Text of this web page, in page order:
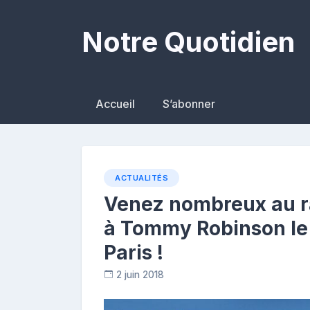
Notre Quotidien
Accueil S’abonner
ACTUALITÉS
Venez nombreux au
à Tommy Robinson
Paris !
2 juin 2018